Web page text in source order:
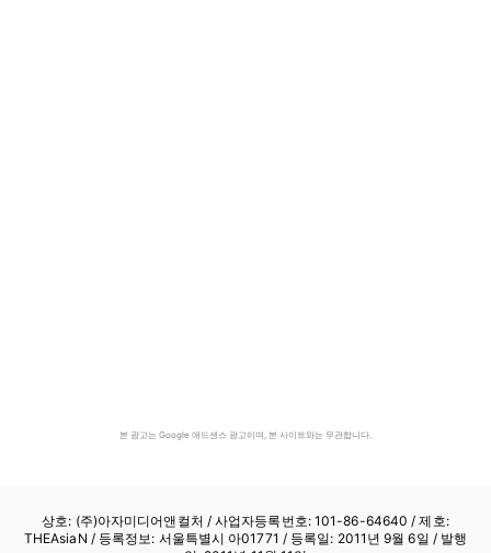
본 광고는 Google 애드센스 광고이며, 본 사이트와는 무관합니다.
상호: (주)아자미디어앤컬처 /사업자등록번호: 101-86-64640 / 제호:
THEAsiaN / 등록정보: 서울특별시 아01771 / 등록일: 2011년 9월 6일 / 발행